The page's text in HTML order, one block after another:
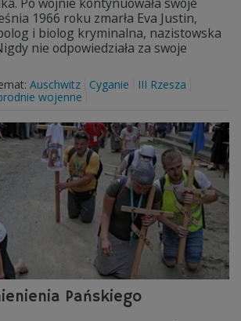
1966 roku zmarła Eva Justin,
i biolog kryminalna, nazistowska
nie odpowiedziała za swoje
Auschwitz Cyganie
III Rzesza
wojenne
Pańskiego